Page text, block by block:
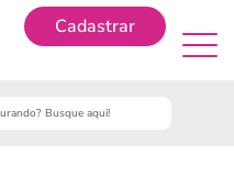
Cadastrar